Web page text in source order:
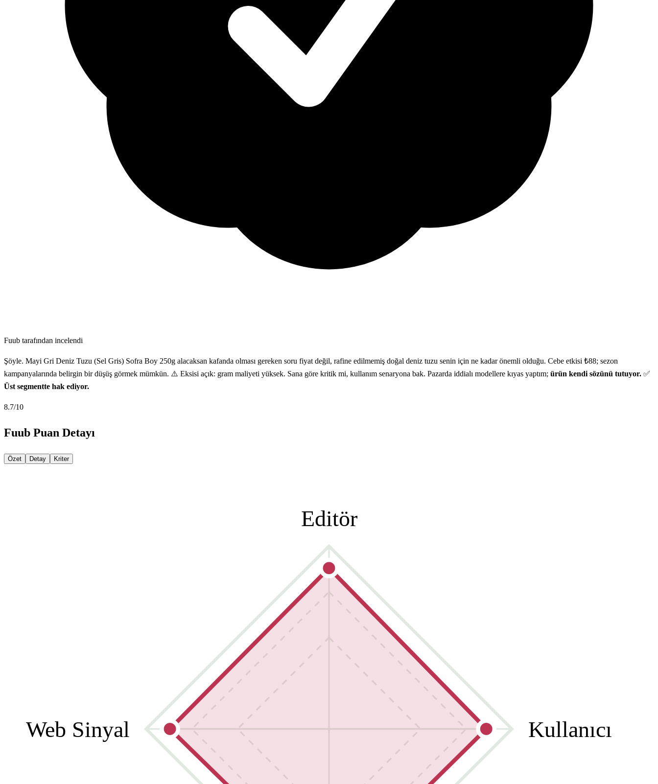
Fuub tarafından incelendi
Şöyle. Mayi Gri Deniz Tuzu (Sel Gris) Sofra Boy 250g alacaksan kafanda olması gereken soru fiyat değil, rafine edilmemiş doğal deniz tuzu senin için ne kadar önemli olduğu. Cebe etkisi ₺88; sezon
kampanyalarında belirgin bir düşüş görmek mümkün. ⚠️ Eksisi açık: gram maliyeti yüksek. Sana göre kritik mi, kullanım senaryona bak. Pazarda iddialı modellere kıyas yaptım; ürün kendi sözünü tutuyor. ✅
Üst segmentte hak ediyor.
8.7/10
Fuub Puan Detayı
Özet Detay Kriter
Editör
Kullanıcı
Web Sinyal